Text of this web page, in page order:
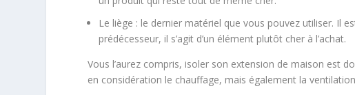
Le liège : le dernier matériel que vous pouvez utiliser. Il
prédécesseur, il s’agit d’un élément plutôt cher à l’achat.
Vous l’aurez compris, isoler son extension de maison est
en considération le chauffage, mais également la